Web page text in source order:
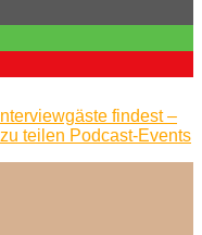
findest –
teilen Podcast-Events